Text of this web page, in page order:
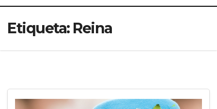
Etiqueta: Reina